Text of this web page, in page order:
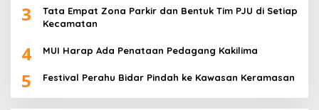
3
Tata Empat Zona Parkir dan Bentuk Tim PJU di Setiap
Kecamatan
4 MUI Harap Ada Penataan Pedagang Kakilima
5 Festival Perahu Bidar Pindah ke Kawasan Keramasan